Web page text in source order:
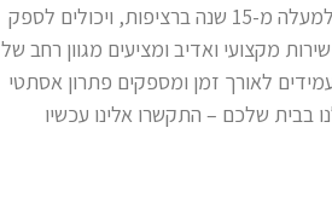
(ידני או חשמלי). אנחנו בקבוצת "סוניק הצללה" מתמחים בפתרונות קירוי והצללה כבר למעלה מ-15 שנה ברציפות, ויכולים לספק
מקצועי ואדיב ומציעים מגוון רחב של
לאורך זמן ומספקים פתרון אסתטי
בבית שלכם – התקשרו אלינו עכשיו